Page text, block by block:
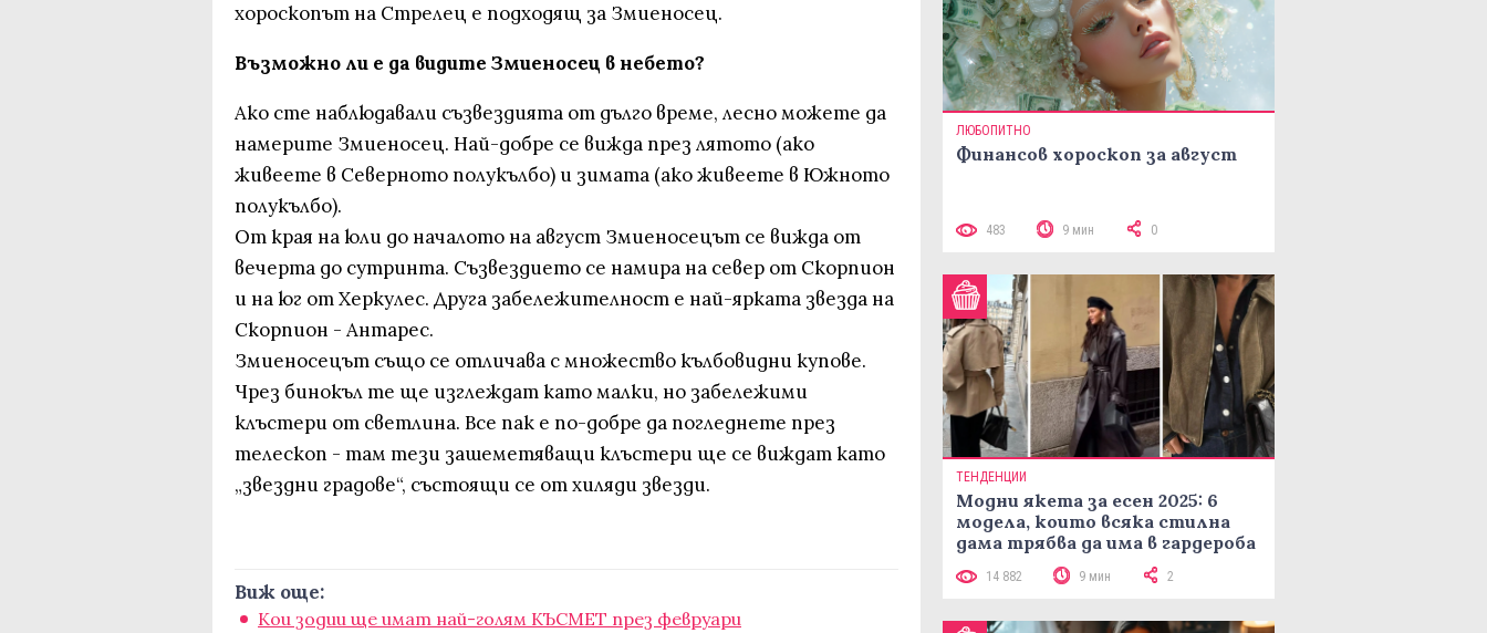
хороскопът на Стрелец е подходящ за Змиеносец.
Възможно ли е да видите Змиеносец в небето?
Ако сте наблюдавали съзвездията от дълго време, лесно можете да
намерите Змиеносец. Най-добре се вижда през лятото (ако
живеете в Северното полукълбо) и зимата (ако живеете в Южното
полукълбо).
От края на юли до началото на август Змиеносецът се вижда от
вечерта до сутринта. Съзвездието се намира на север от Скорпион
и на юг от Херкулес. Друга забележителност е най-ярката звезда на
Скорпион - Антарес.
Змиеносецът също се отличава с множество кълбовидни купове.
Чрез бинокъл те ще изглеждат като малки, но забележими
клъстери от светлина. Все пак е по-добре да погледнете през
телескоп - там тези зашеметяващи клъстери ще се виждат като
„звездни градове“, състоящи се от хиляди звезди.
Виж още:
Кои зодии ще имат най-голям КЪСМЕТ през февруари
ЛЮБОПИТНО
Финансов хороскоп за август
483 9 мин 0
ТЕНДЕНЦИИ
Модни якета за есен 2025: 6
модела, които всяка стилна
дама трябва да има в гардероба
14 882 9 мин 2